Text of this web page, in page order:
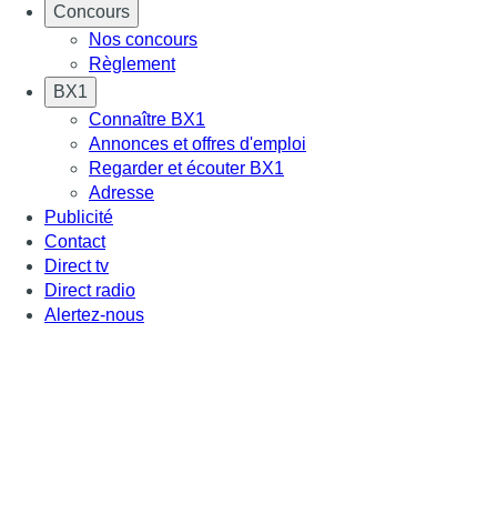
Concours
Nos concours
Règlement
BX1
Connaître BX1
Annonces et offres d'emploi
Regarder et écouter BX1
Adresse
Publicité
Contact
Direct tv
Direct radio
Alertez-nous